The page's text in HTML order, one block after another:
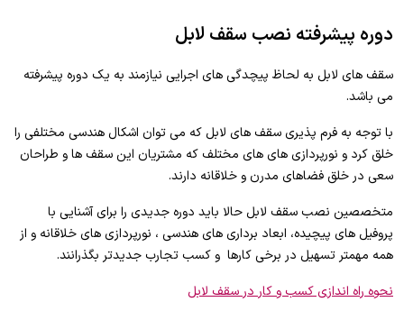
دوره پیشرفته نصب سقف لابل
سقف های لابل به لحاظ پیچدگی های اجرایی نیازمند به یک دوره پیشرفته
می باشد.
با توجه به فرم پذیری سقف های لابل که می توان اشکال هندسی مختلفی را
خلق کرد و نورپردازی های های مختلف که مشتریان این سقف ها و طراحان
سعی در خلق فضاهای مدرن و خلاقانه دارند.
متخصصین نصب سقف لابل حالا باید دوره جدیدی را برای آشنایی با
پروفیل های پیچیده، ابعاد برداری های هندسی ، نورپردازی های خلاقانه و از
همه مهمتر تسهیل در برخی کارها و کسب تجارب جدیدتر بگذرانند.
نحوه راه اندازی کسب و کار در سقف لابل